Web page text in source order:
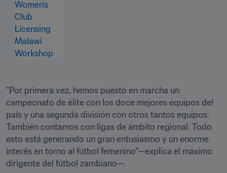
"Por primera vez, hemos puesto en marcha un
campeonato de élite con los doce mejores equipos del
país y una segunda división con otros tantos equipos.
También contamos con ligas de ámbito regional. Todo
esto está generando un gran entusiasmo y un enorme
interés en torno al fútbol femenino"—explica el máximo
dirigente del fútbol zambiano—.